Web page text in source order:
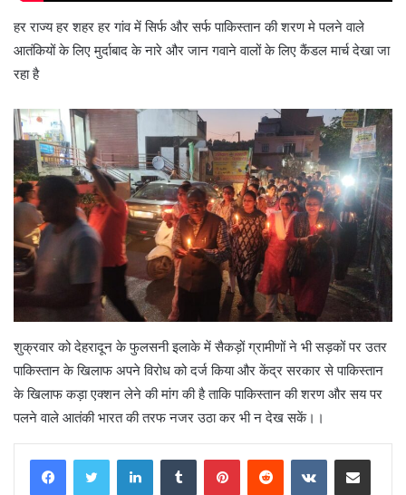
हर राज्य हर शहर हर गांव में सिर्फ और सर्फ पाकिस्तान की शरण मे पलने वाले
आतंकियों के लिए मुर्दाबाद के नारे और जान गवाने वालों के लिए कैंडल मार्च देखा जा
रहा है
शुक्रवार को देहरादून के फुलसनी इलाके में सैकड़ों ग्रामीणों ने भी सड़कों पर उतर
पाकिस्तान के खिलाफ अपने विरोध को दर्ज किया और केंद्र सरकार से पाकिस्तान
के खिलाफ कड़ा एक्शन लेने की मांग की है ताकि पाकिस्तान की शरण और सय पर
पलने वाले आतंकी भारत की तरफ नजर उठा कर भी न देख सकें।।
LinkedInTumblr PinterestReddit VKontakteShare via Email